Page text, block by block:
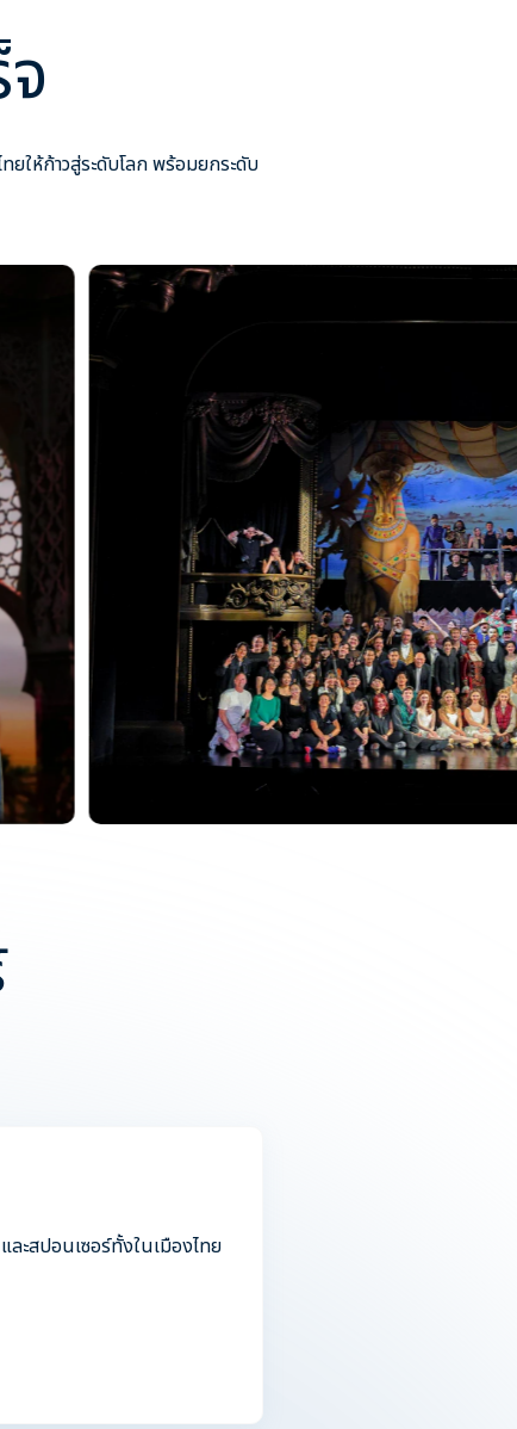
ให้ก้าวสู่ระดับโลก พร้อมยกระดับ
ะสปอนเซอร์ทั้งในเมืองไทย